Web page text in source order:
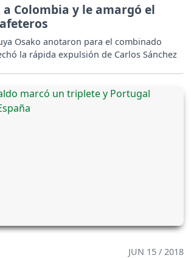
a Colombia y le amargó el
Osako anotaron para el combinado
la rápida expulsión de Carlos Sánchez
JUN 15 / 2018